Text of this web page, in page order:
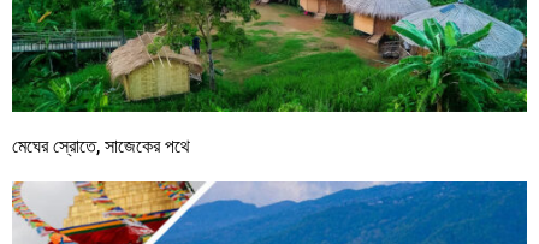
মেঘের স্রোতে, সাজেকের পথে